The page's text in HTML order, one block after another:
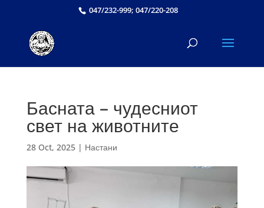
047/232-999; 047/220-208
Басната – чудесниот
свет на животните
28 Oct, 2025| Настани